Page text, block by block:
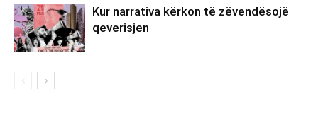
Kur narrativa kërkon të zëvendësojë
qeverisjen